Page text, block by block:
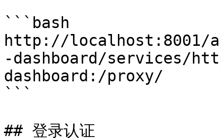
```bash
http://localhost:8001/
-dashboard/services/
dashboard:/proxy/
```
## 登录认证